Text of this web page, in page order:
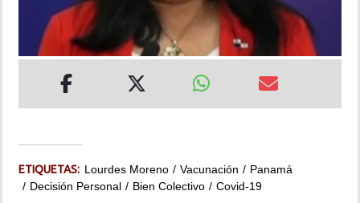
INSÓLITAS
MULTIMEDIA
IMPRESO
ETIQUETAS: Lourdes Moreno Vacunación
Panamá
Decisión Personal
Bien Colectivo Covid-19